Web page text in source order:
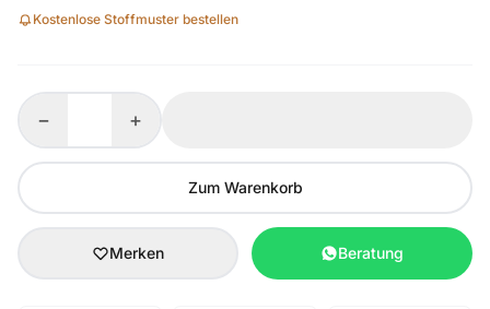
Kostenlose Stoffmuster bestellen
− +
Zum Warenkorb
Merken Beratung